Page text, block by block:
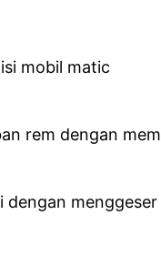
mobil matic
rem dengan